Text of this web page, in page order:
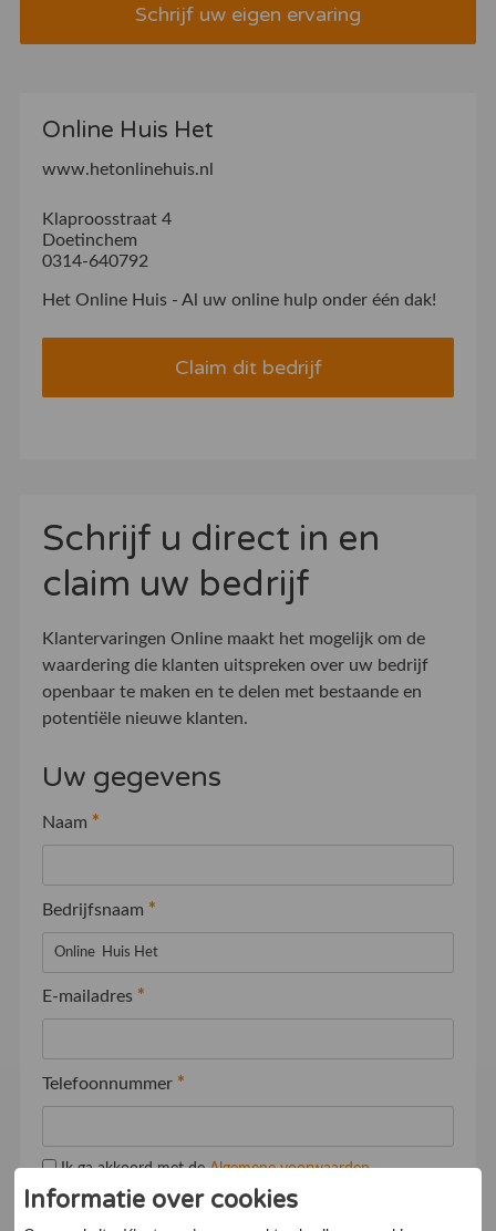
Schrijf uw eigen ervaring
Online Huis Het
www.hetonlinehuis.nl
Klaproosstraat 4
Doetinchem
0314-640792
Het Online Huis - Al uw online hulp onder één dak!
Claim dit bedrijf
Schrijf u direct in en
claim uw bedrijf
Klantervaringen Online maakt het mogelijk om de
waardering die klanten uitspreken over uw bedrijf
openbaar te maken en te delen met bestaande en
potentiële nieuwe klanten.
Uw gegevens
Naam *
Bedrijfsnaam *
E-mailadres *
Telefoonnummer *
Ik ga akkoord met deAlgemene voorwaarden
Informatie over cookies